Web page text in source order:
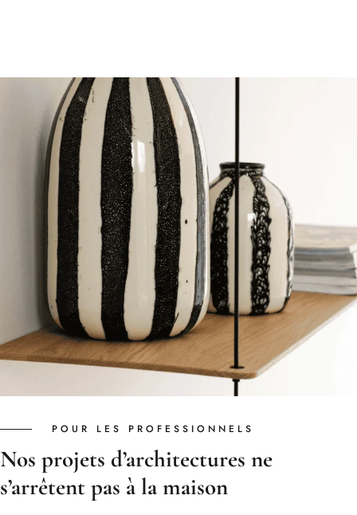
POUR LES PROFESSIONNELS
Nos projets d’architectures ne
s’arrêtent pas à la maison